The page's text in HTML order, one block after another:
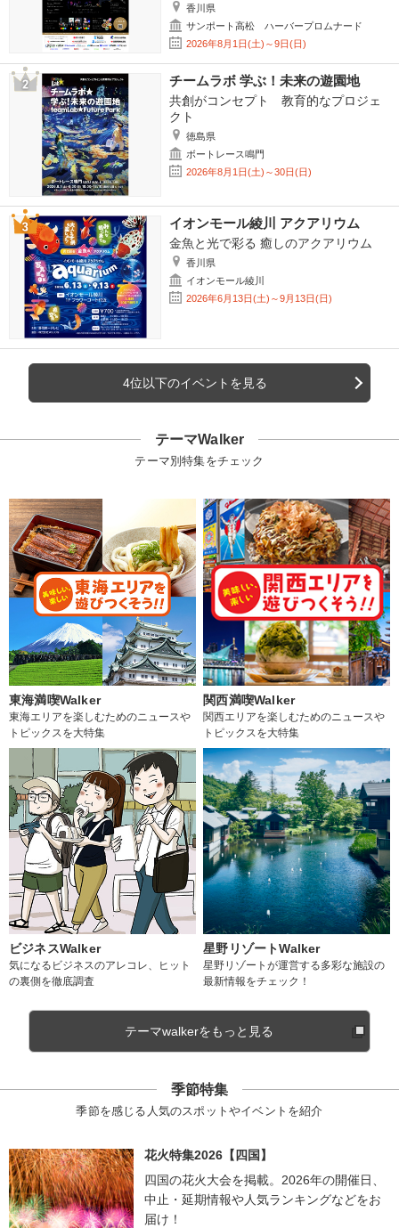
香川県
サンポート高松 ハーバープロムナード
2026年8月1日(土)～9日(日)
チームラボ 学ぶ！未来の遊園地
共創がコンセプト 教育的なプロジェ
クト
徳島県
ボートレース鳴門
2026年8月1日(土)～30日(日)
イオンモール綾川 アクアリウム
金魚と光で彩る 癒しのアクアリウム
香川県
イオンモール綾川
2026年6月13日(土)～9月13日(日)
4位以下のイベントを見る
テーマWalker
テーマ別特集をチェック
東海満喫Walker
東海エリアを楽しむためのニュースや
トピックスを大特集
関西満喫Walker
関西エリアを楽しむためのニュースや
トピックスを大特集
ビジネスWalker
気になるビジネスのアレコレ、ヒット
の裏側を徹底調査
星野リゾートWalker
星野リゾートが運営する多彩な施設の
最新情報をチェック！
テーマwalkerをもっと見る
季節特集
季節を感じる人気のスポットやイベントを紹介
花火特集2026【四国】
四国の花火大会を掲載。2026年の開催日、
中止・延期情報や人気ランキングなどをお
届け！